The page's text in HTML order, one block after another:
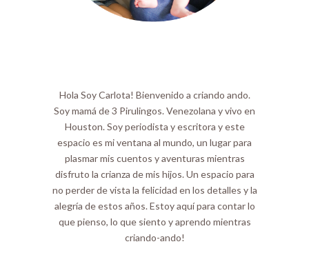
Hola Soy Carlota! Bienvenido a criando ando.
Soy mamá de 3 Pirulingos. Venezolana y vivo en
Houston. Soy periodista y escritora y este
espacio es mi ventana al mundo, un lugar para
plasmar mis cuentos y aventuras mientras
disfruto la crianza de mis hijos. Un espacio para
no perder de vista la felicidad en los detalles y la
alegría de estos años. Estoy aquí para contar lo
que pienso, lo que siento y aprendo mientras
criando-ando!